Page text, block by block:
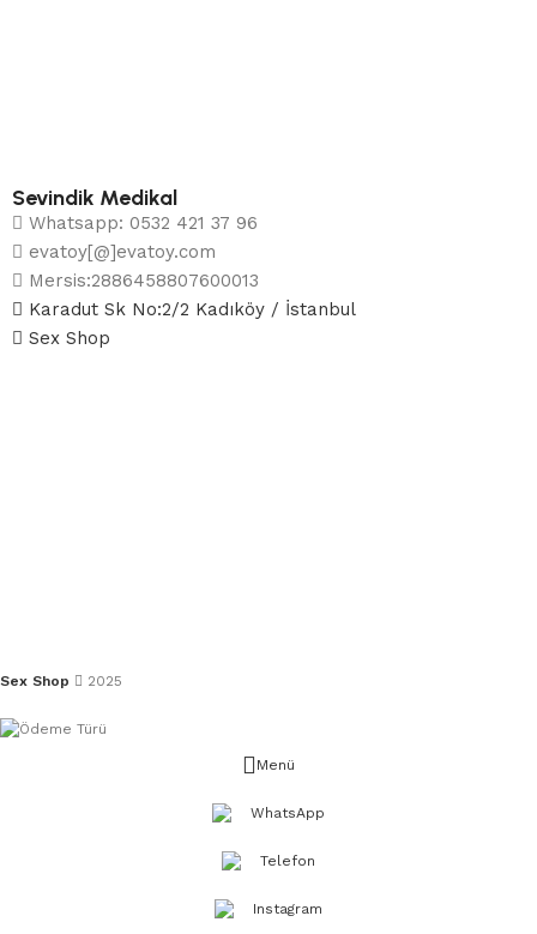
Sevindik Medikal
Whatsapp: 0532 421 37 96
evatoy[@]evatoy.com
Mersis:2886458807600013
Karadut Sk No:2/2 Kadıköy / İstanbul
Sex Shop
Sex Shop 2025
Menü
WhatsApp
Telefon
Instagram